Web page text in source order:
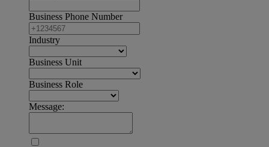
Business Phone Number
Industry
Business Unit
Business Role
Message: